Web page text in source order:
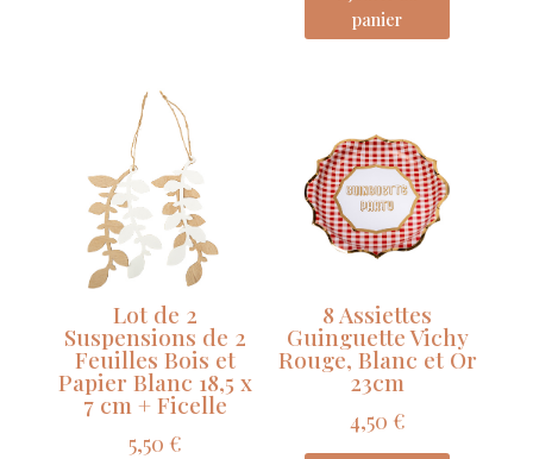
panier
Lot de 2
Suspensions de 2
Feuilles Bois et
Papier Blanc 18,5 x
7 cm + Ficelle
5,50 €
8 Assiettes
Guinguette Vichy
Rouge, Blanc et Or
23cm
4,50 €